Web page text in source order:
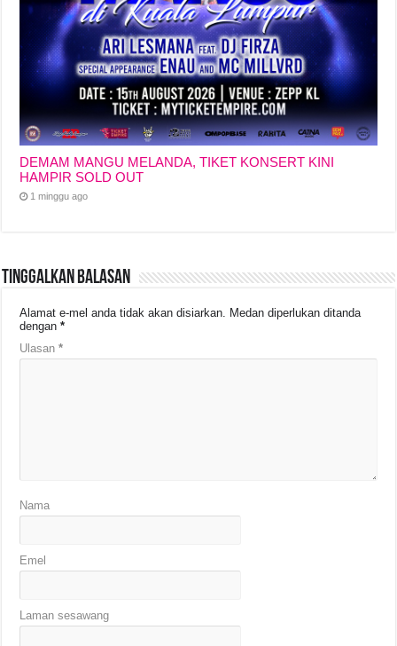
DEMAM MANGU MELANDA, TIKET KONSERT KINI
HAMPIR SOLD OUT
1 minggu ago
Tinggalkan Balasan
Alamat e-mel anda tidak akan disiarkan. Medan diperlukan ditanda
dengan*
Ulasan*
Nama
Emel
Laman sesawang